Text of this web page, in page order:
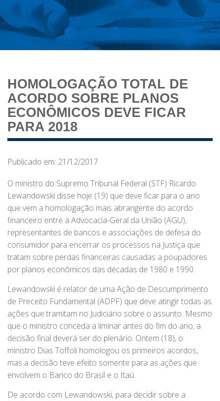
HOMOLOGAÇÃO TOTAL DE
ACORDO SOBRE PLANOS
ECONÔMICOS DEVE FICAR
PARA 2018
Publicado em: 21/12/2017
O ministro do Supremo Tribunal Federal (STF) Ricardo
Lewandowski disse hoje (19) que deve ficar para o ano
que vem a homologação mais abrangente do acordo
financeiro entre a Advocacia-Geral da União (AGU),
representantes de bancos e associações de defesa do
consumidor para encerrar os processos na Justiça que
tratam sobre perdas financeiras causadas a poupadores
por planos econômicos das décadas de 1980 e 1990.
Lewandowski é relator de uma Ação de Descumprimento
de Preceito Fundamental (ADPF) que deve atingir todas as
ações que tramitam no Judiciário sobre o assunto. Mesmo
que o ministro conceda a liminar antes do fim do ano, a
decisão final deverá ser do plenário. Ontem (18), o
ministro Dias Toffoli homologou os primeiros acordos,
mas a decisão teve efeito somente para as ações que
envolvem o Banco do Brasil e o Itaú.
De acordo com Lewandowski, para decidir sobre a